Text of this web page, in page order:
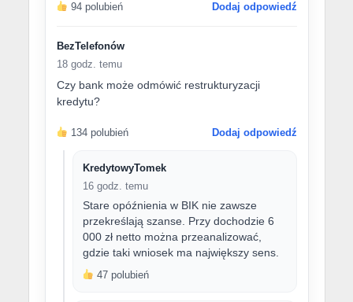
94 polubień Dodaj odpowiedź
BezTelefonów
18 godz. temu
Czy bank może odmówić restrukturyzacji
kredytu?
134 polubień Dodaj odpowiedź
KredytowyTomek
16 godz. temu
Stare opóźnienia w BIK nie zawsze
przekreślają szanse. Przy dochodzie 6
000 zł netto można przeanalizować,
gdzie taki wniosek ma największy sens.
47 polubień